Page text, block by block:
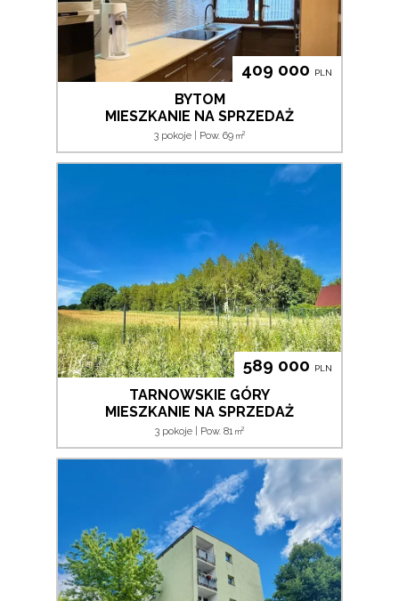
409 000 PLN
BYTOM
MIESZKANIE NA SPRZEDAŻ
3 pokoje | Pow. 69 m2
589 000 PLN
TARNOWSKIE GÓRY
MIESZKANIE NA SPRZEDAŻ
3 pokoje | Pow. 81 m2